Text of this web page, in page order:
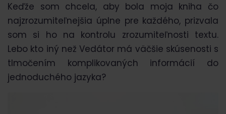
Keďže som chcela, aby bola moja kniha čo
najzrozumiteľnejšia úplne pre každého, prizvala
som si ho na kontrolu zrozumiteľnosti textu.
Lebo kto iný než Vedátor má väčšie skúsenosti s
tlmočením komplikovaných informácií do
jednoduchého jazyka?